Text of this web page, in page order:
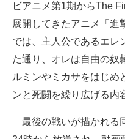
ビアニメ第1期からThe
展開してきたアニメ「進
では、主人公であるエレ
た通り、オレは自由の奴
ルミンやミカサをはじめ
ンと死闘を繰り広げる内
最後の戦いが描かれる